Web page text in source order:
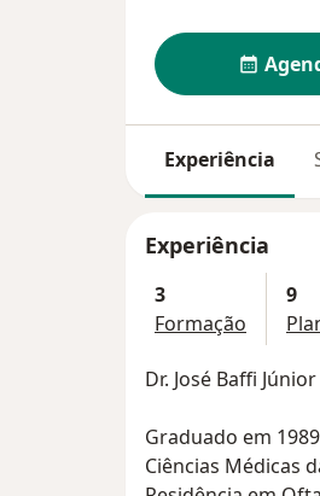
Experiência
Experiência
3
Formação
9
Dr. José Baffi Júnior
Graduado em
Ciências Médicas